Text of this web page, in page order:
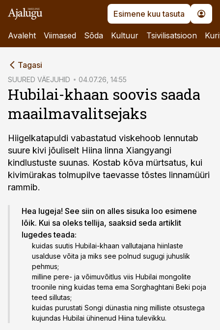
Esimene kuu tasuta
Avaleht Viimased Sõda Kultuur Tsivilisatsioon
Tagasi
SUURED VÄEJUHID 04.07.26, 14:55
Hubilai-khaan soovis saada
maailmavalitsejaks
Hiigelkatapuldi vabastatud viskehoob lennutab
suure kivi jõuliselt Hiina linna Xiangyangi
kindlustuste suunas. Kostab kõva mürtsatus, kui
kivimürakas tolmupilve taevasse tõstes linnamüüri
rammib.
Hea lugeja! See siin on alles sisuka loo esimene
lõik. Kui sa oleks tellija, saaksid seda artiklit
lugedes teada:
kuidas suutis Hubilai-khaan vallutajana hiinlaste
usalduse võita ja miks see polnud sugugi juhuslik
pehmus;
milline pere- ja võimuvõitlus viis Hubilai mongolite
troonile ning kuidas tema ema Sorghaghtani Beki poja
teed sillutas;
kuidas purustati Songi dünastia ning milliste otsustega
kujundas Hubilai ühinenud Hiina tulevikku.